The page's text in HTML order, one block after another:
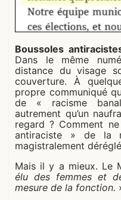
Boussoles
Dans le même
distance du visage
couverture. À
propre communiqué
de « racisme
autrement qu’un
regard ? Comment
antiraciste » de la
magistralement
Mais il y a mieux. Le
élu des femmes et
mesure de la fonction.